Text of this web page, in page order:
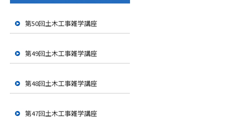
第50回土木工事雑学講座
第49回土木工事雑学講座
第48回土木工事雑学講座
第47回土木工事雑学講座